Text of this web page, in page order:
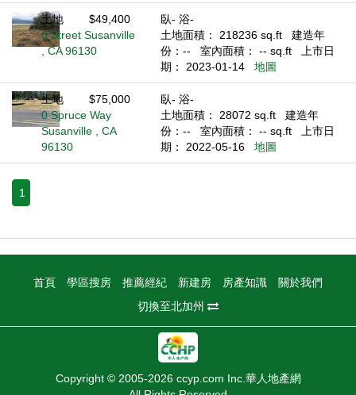
土地
$49,400
0 Street Susanville
, CA 96130
臥- 浴-
土地面積： 218236 sq.ft
建造年
份：--
室內面積： -- sq.ft
上市日
期： 2023-01-14
地圖
土地
$75,000
0 Spruce Way
Susanville , CA
96130
臥- 浴-
土地面積： 28072 sq.ft
建造年
份：--
室內面積： -- sq.ft
上市日
期： 2022-05-16
地圖
1
首頁 學區搜房 推薦經紀 新建房 房產知識
關於我們
切換至北加州
Copyright © 2005-2026 ccyp.com Inc.華人地產網